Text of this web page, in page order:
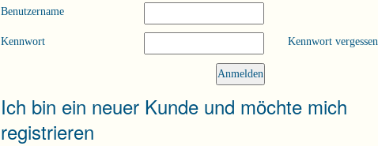
Benutzername
Kennwort Kennwort vergessen
Ich bin ein neuer Kunde und möchte mich
registrieren